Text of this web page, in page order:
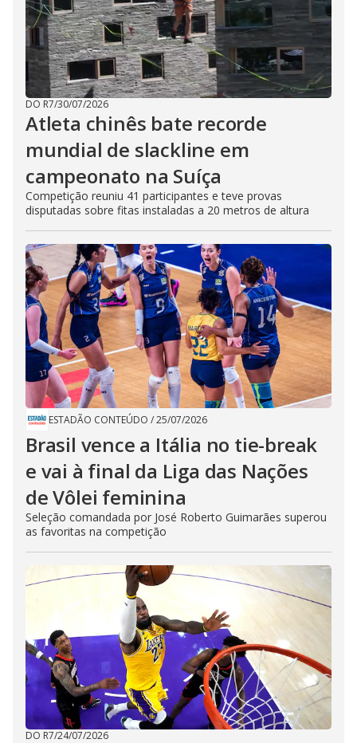
DO R7/30/07/2026
Atleta chinês bate recorde
mundial de slackline em
campeonato na Suíça
Competição reuniu 41 participantes e teve provas
disputadas sobre fitas instaladas a 20 metros de altura
ESTADÃO CONTEÚDO /25/07/2026
Brasil vence a Itália no tie-break
e vai à final da Liga das Nações
de Vôlei feminina
Seleção comandada por José Roberto Guimarães superou
as favoritas na competição
DO R7/24/07/2026